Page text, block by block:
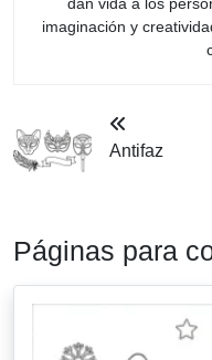
dan vida a los
imaginación y
Antifaz
Páginas para